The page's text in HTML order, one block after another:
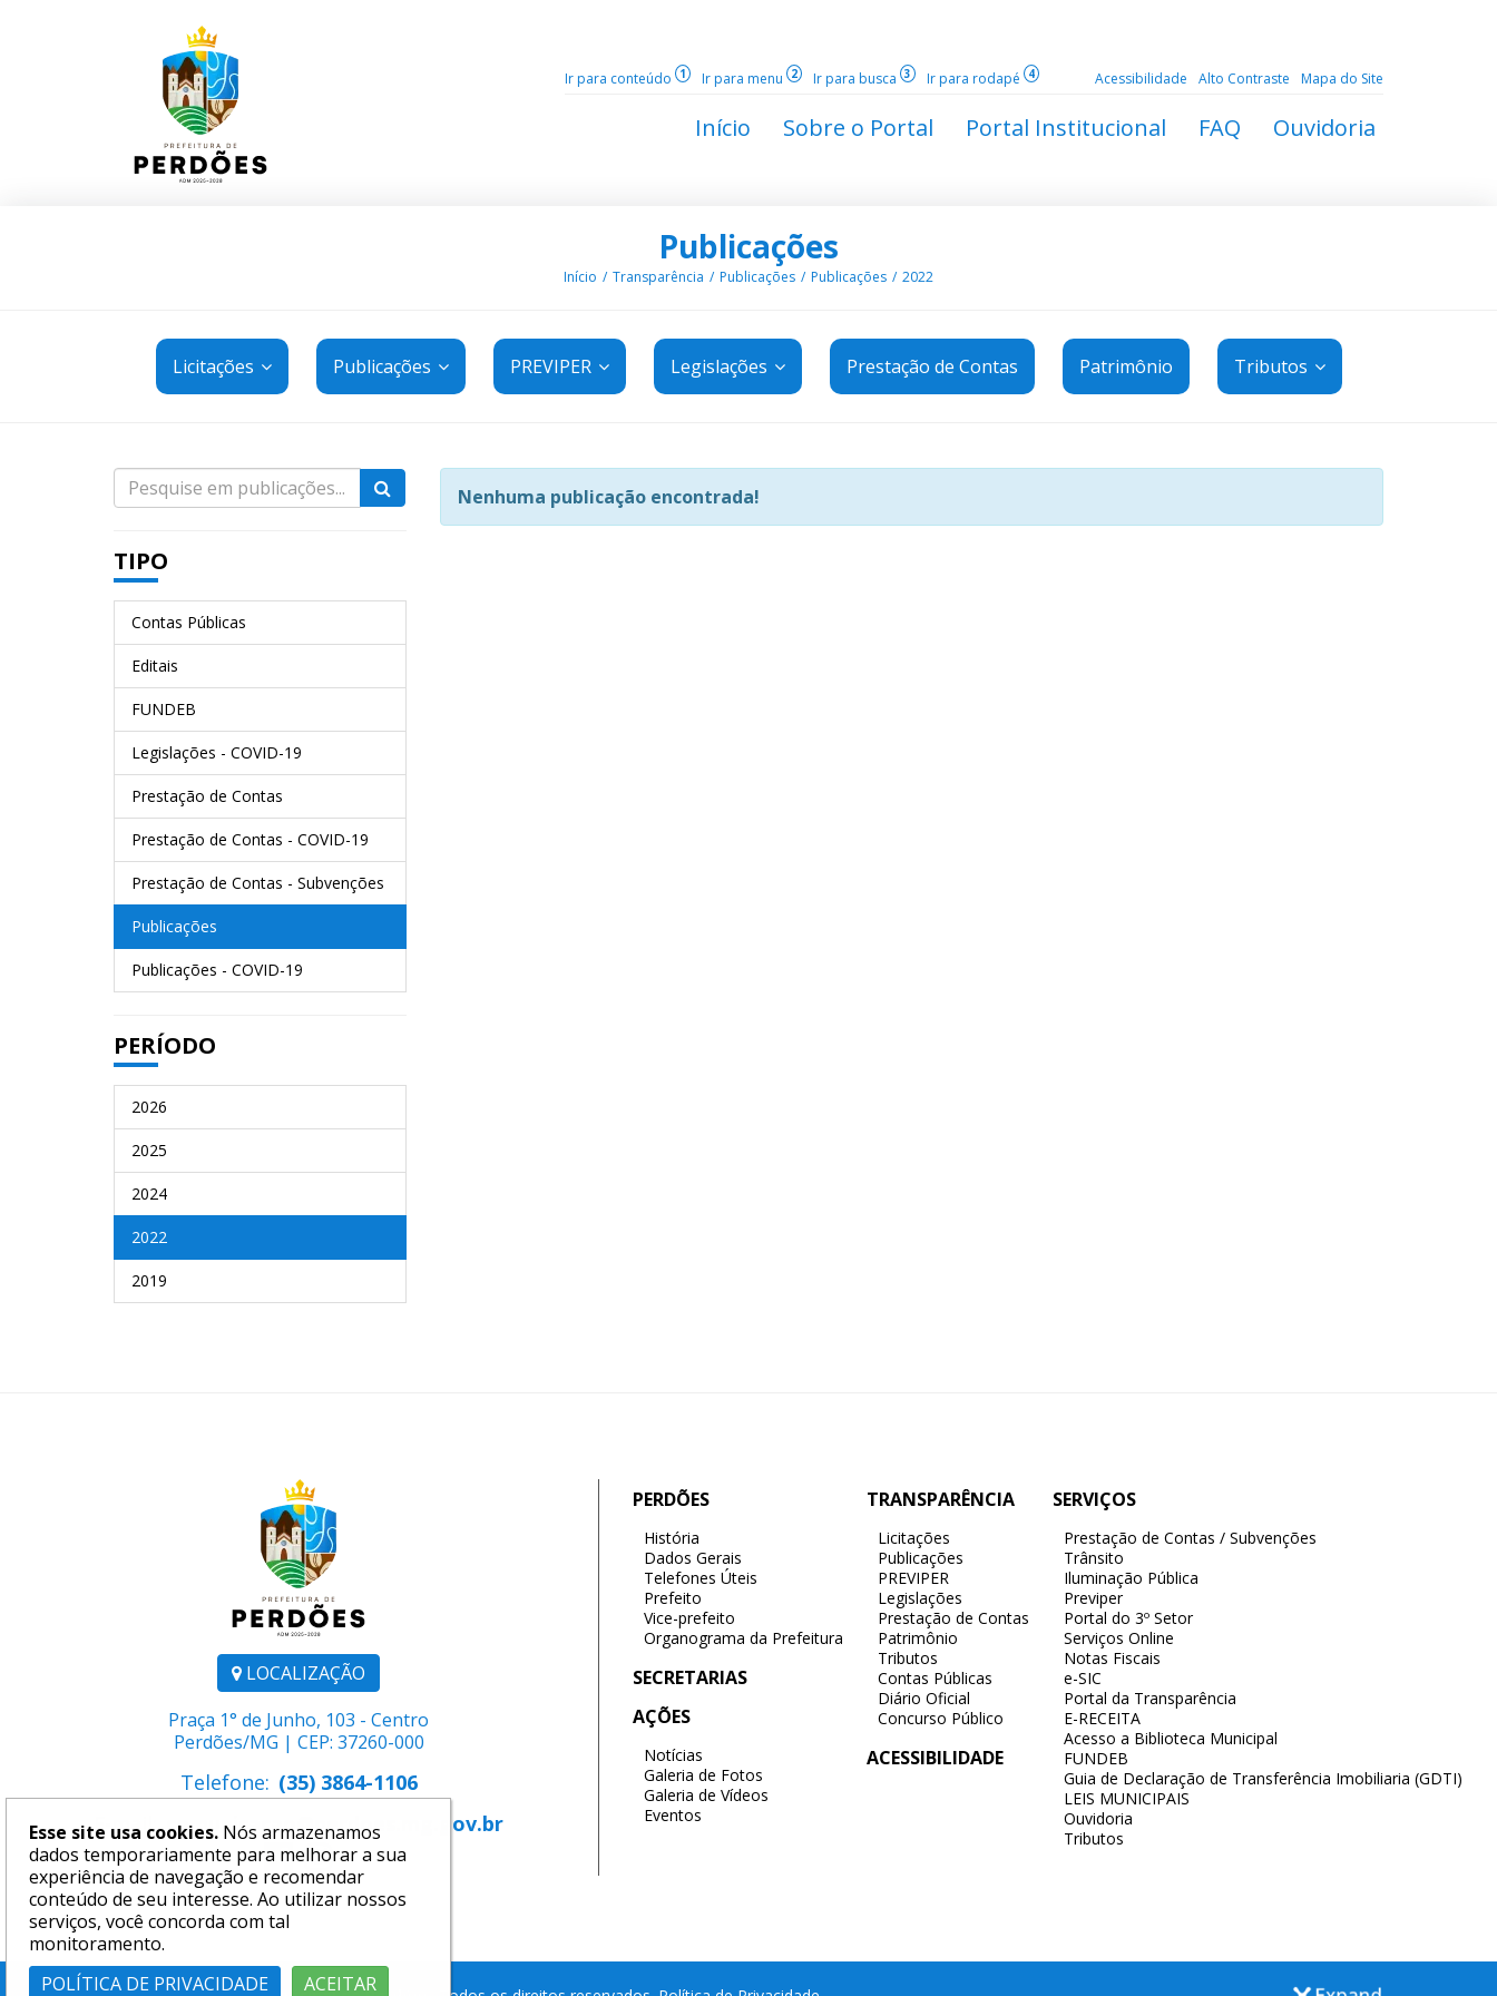
Ir para conteúdo 1 Ir para menu 2 Ir para busca 3 Ir para rodapé 4 Acessibilidade Alto Contraste Mapa do Site
Início Sobre o Portal Portal Institucional FAQ Ouvidoria
Publicações
Início Transparência Publicações Publicações 2022
Licitações Publicações PREVIPER Legislações Prestação de Contas Patrimônio Tributos
TIPO
Contas Públicas
Editais
FUNDEB
Legislações - COVID-19
Prestação de Contas
Prestação de Contas - COVID-19
Prestação de Contas - Subvenções
Publicações
Publicações - COVID-19
PERÍODO
2026
2025
2024
2022
2019
Nenhuma publicação encontrada!
LOCALIZAÇÃO
Praça 1° de Junho, 103 - Centro
Perdões/MG | CEP: 37260-000
Telefone: (35) 3864-1106
E-mail: comunicacao@perdoes.mg.gov.br
PERDÕES
História
Dados Gerais
Telefones Úteis
Prefeito
Vice-prefeito
Organograma da Prefeitura
SECRETARIAS
AÇÕES
Notícias
Galeria de Fotos
Galeria de Vídeos
Eventos
TRANSPARÊNCIA
Licitações
Publicações
PREVIPER
Legislações
Prestação de Contas
Patrimônio
Tributos
Contas Públicas
Diário Oficial
Concurso Público
ACESSIBILIDADE
SERVIÇOS
Prestação de Contas / Subvenções
Trânsito
Iluminação Pública
Previper
Portal do 3º Setor
Serviços Online
Notas Fiscais
e-SIC
Portal da Transparência
E-RECEITA
Acesso a Biblioteca Municipal
FUNDEB
Guia de Declaração de Transferência Imobiliaria (GDTI)
LEIS MUNICIPAIS
Ouvidoria
Tributos
Esse site usa cookies. Nós armazenamos
dados temporariamente para melhorar a sua
experiência de navegação e recomendar
conteúdo de seu interesse. Ao utilizar nossos
serviços, você concorda com tal
monitoramento.
POLÍTICA DE PRIVACIDADE
ACEITAR